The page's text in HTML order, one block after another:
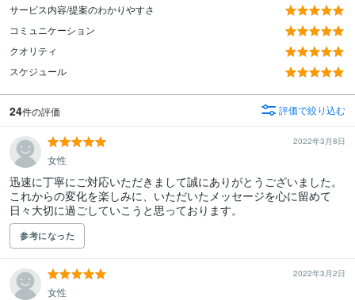
サービス内容/提案のわかりやすさ
コミュニケーション
クオリティ
スケジュール
24件の評価 評価で絞り込む
2022年3月8日
女性
迅速に丁寧にご対応いただきまして誠にありがとうございました。
これからの変化を楽しみに、いただいたメッセージを心に留めて
日々大切に過ごしていこうと思っております。
参考になった
2022年3月2日
女性